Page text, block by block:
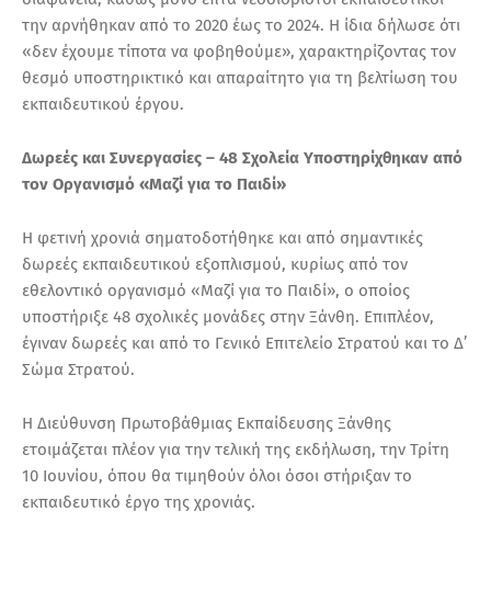
την αρνήθηκαν από το 2020 έως το 2024. Η ίδια δήλωσε ότι
«δεν έχουμε τίποτα να φοβηθούμε», χαρακτηρίζοντας τον
θεσμό υποστηρικτικό και απαραίτητο για τη βελτίωση του
εκπαιδευτικού έργου.
Δωρεές και Συνεργασίες – 48 Σχολεία Υποστηρίχθηκαν από
τον Οργανισμό «Μαζί για το Παιδί»
Η φετινή χρονιά σηματοδοτήθηκε και από σημαντικές
δωρεές εκπαιδευτικού εξοπλισμού, κυρίως από τον
εθελοντικό οργανισμό «Μαζί για το Παιδί», ο οποίος
υποστήριξε 48 σχολικές μονάδες στην Ξάνθη. Επιπλέον,
έγιναν δωρεές και από το Γενικό Επιτελείο Στρατού και το Δ’
Σώμα Στρατού.
Η Διεύθυνση Πρωτοβάθμιας Εκπαίδευσης Ξάνθης
ετοιμάζεται πλέον για την τελική της εκδήλωση, την Τρίτη
10 Ιουνίου, όπου θα τιμηθούν όλοι όσοι στήριξαν το
εκπαιδευτικό έργο της χρονιάς.